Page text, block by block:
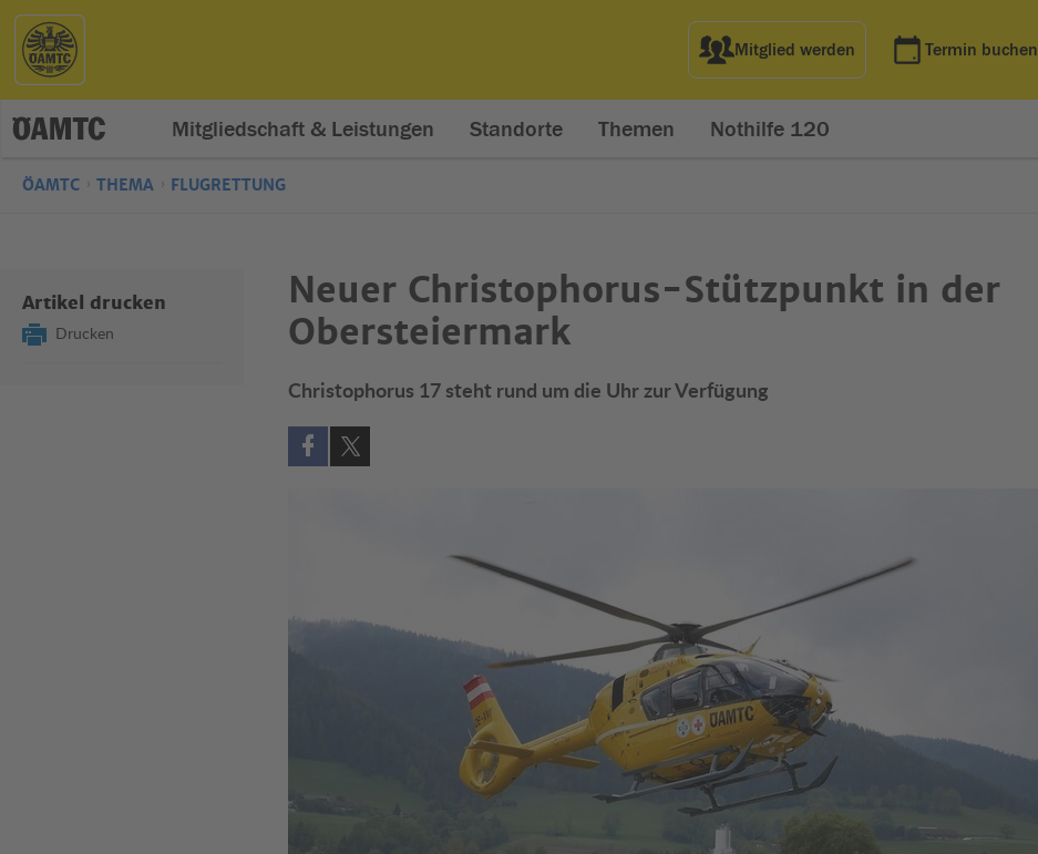
Mitglied werden Termin buchen
Mitgliedschaft & Leistungen Standorte Themen Nothilfe 120
ÖAMTC THEMA FLUGRETTUNG
Artikel drucken
Drucken
Neuer Christophorus-Stützpunkt in der
Obersteiermark
Christophorus 17 steht rund um die Uhr zur Verfügung
Auf Facebook teilen (öffnet in neuem Fenster)
Auf X teilen (öffnet in neuem Fenster)